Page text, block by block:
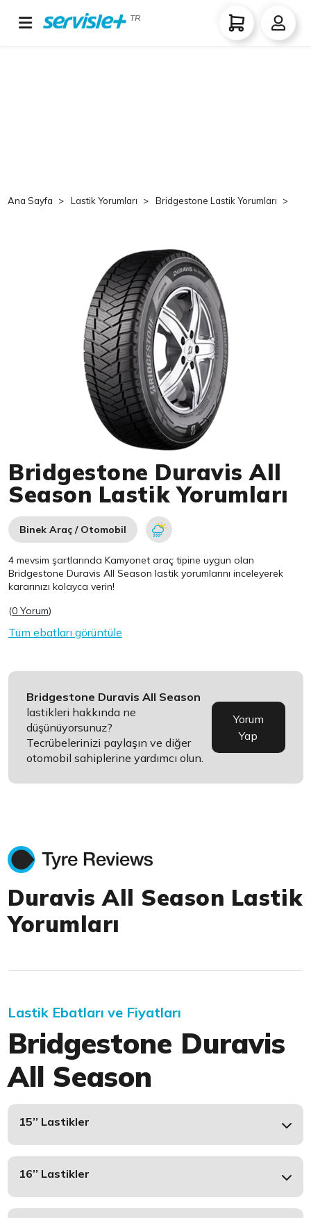
TR
Ana Sayfa Lastik Yorumları Bridgestone Lastik Yorumları
Bridgestone Duravis All
Season Lastik Yorumları
Binek Araç / Otomobil
4 mevsim şartlarında Kamyonet araç tipine uygun olan
Bridgestone Duravis All Season lastik yorumlarını inceleyerek
kararınızı kolayca verin!
(0 Yorum)
Tüm ebatları görüntüle
Bridgestone Duravis All Season
lastikleri hakkında ne
düşünüyorsunuz?
Tecrübelerinizi paylaşın ve diğer
otomobil sahiplerine yardımcı olun.
Yorum
Yap
Duravis All Season Lastik
Yorumları
Lastik Ebatları ve Fiyatları
Bridgestone Duravis
All Season
15’’ Lastikler
16’’ Lastikler